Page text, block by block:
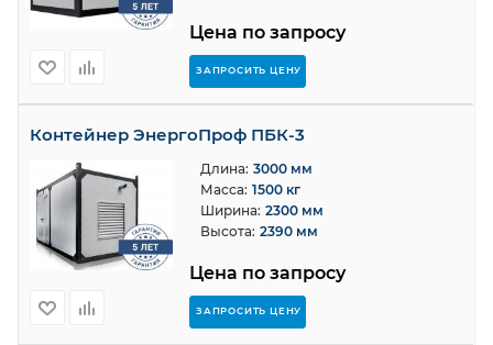
Цена по запросу
ЗАПРОСИТЬ ЦЕНУ
Контейнер ЭнергоПроф ПБК-3
Цена по запросу
ЗАПРОСИТЬ ЦЕНУ
Длина: 3000 мм
Масса: 1500 кг
Ширина: 2300 мм
Высота: 2390 мм